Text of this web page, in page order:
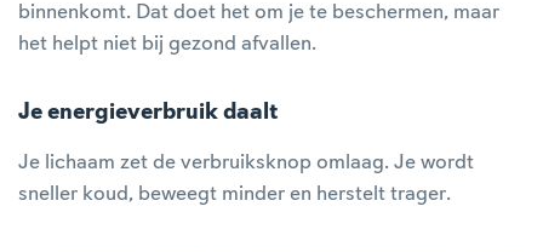
binnenkomt. Dat doet het om je te beschermen, maar
het helpt niet bij gezond afvallen.
Je energieverbruik daalt
Je lichaam zet de verbruiksknop omlaag. Je wordt
sneller koud, beweegt minder en herstelt trager.